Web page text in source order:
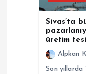
Sivas’ta
üretim
Alpkan
Son